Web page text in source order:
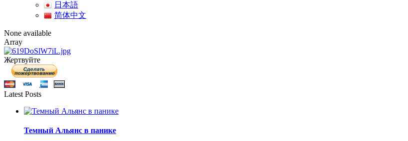
日本語
简体中文
None available
Array
Жертвуйте
Latest Posts
Темный Альянс в панике